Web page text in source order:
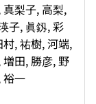
真梨子, 高梨,
子, 眞釼, 彩
, 祐樹, 河端,
田, 勝彦, 野
裕一